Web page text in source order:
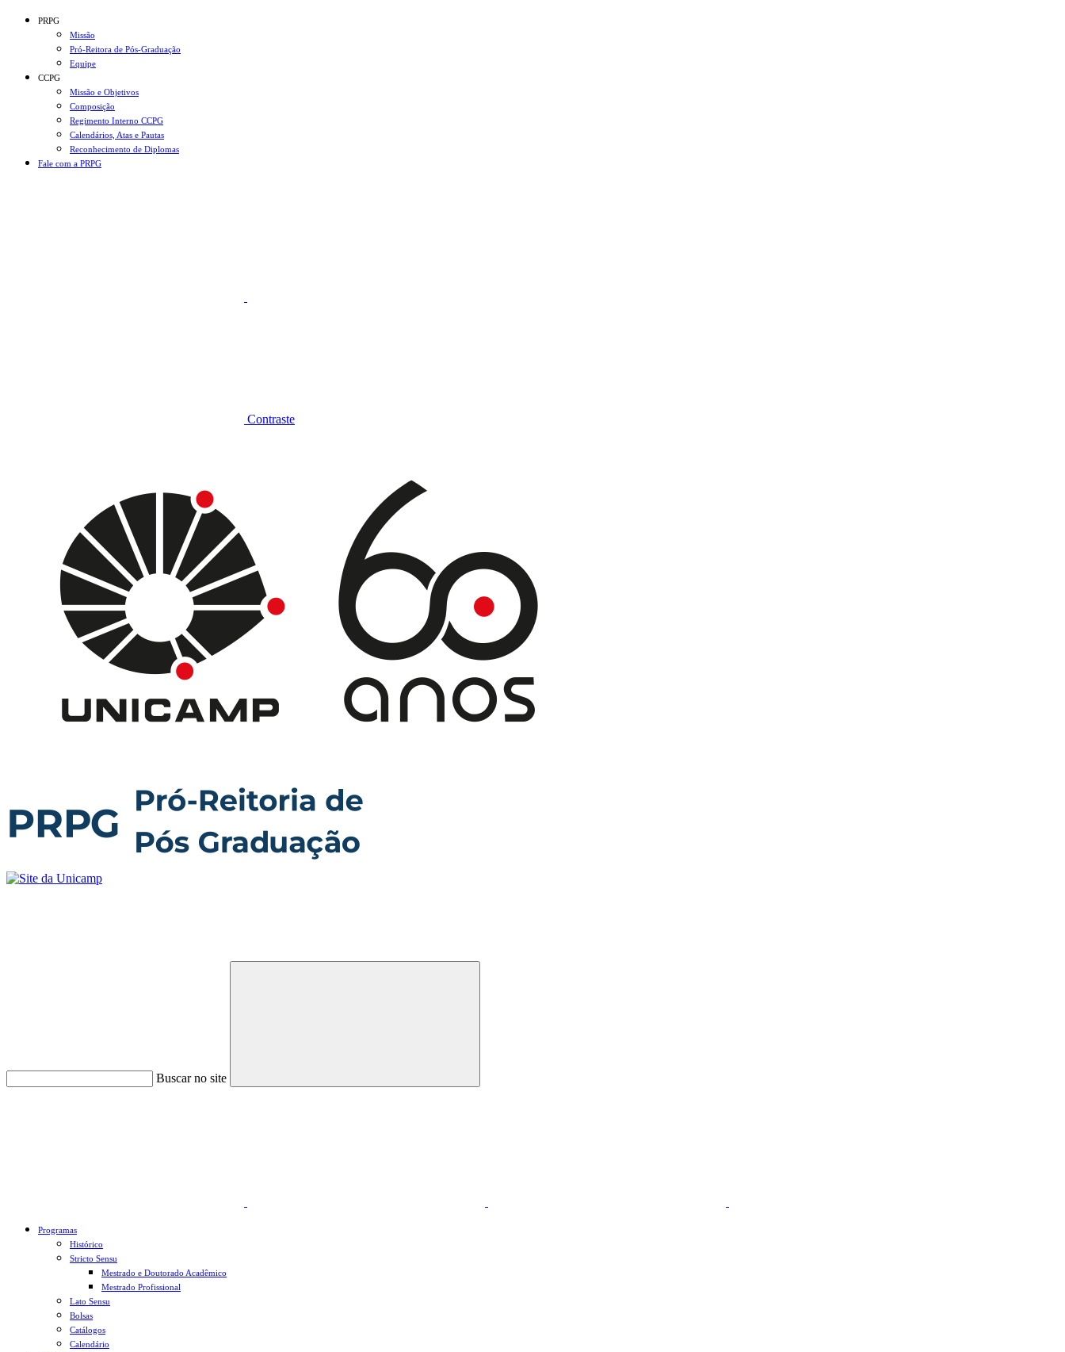
Conteúdo principal
PRPG
Missão
Pró-Reitora de Pós-Graduação
Equipe
CCPG
Missão e Objetivos
Composição
Regimento Interno CCPG
Calendários, Atas e Pautas
Reconhecimento de Diplomas
Fale com a PRPG
Contraste
Buscar no site
Buscar
Programas
Histórico
Stricto Sensu
Mestrado e Doutorado Acadêmico
Mestrado Profissional
Lato Sensu
Bolsas
Catálogos
Calendário